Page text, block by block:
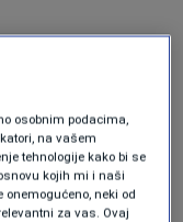
osobnim podacima,
na vašem
tehnologije kako bi se
kojih mi i naši
onemogućeno, neki od
za vas. Ovaj